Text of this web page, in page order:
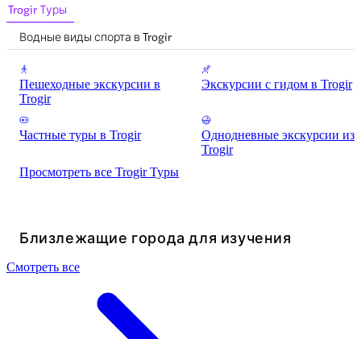
Trogir Туры
Водные виды спорта в Trogir
Пешеходные экскурсии в
Trogir
Экскурсии с гидом в Trogir
Частные туры в Trogir
Однодневные экскурсии из
Trogir
Просмотреть все Trogir Туры
Близлежащие города для изучения
Смотреть все